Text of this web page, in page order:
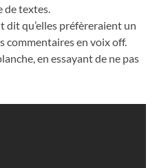
de textes.
dit qu’elles préfèreraient un
commentaires en voix off.
en essayant de ne pas